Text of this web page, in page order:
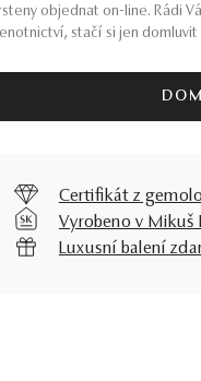
objednat on-line. Rádi
stačí si jen domluvit
Certifikát z
Vyrobeno v Mikuš
Luxusní balení